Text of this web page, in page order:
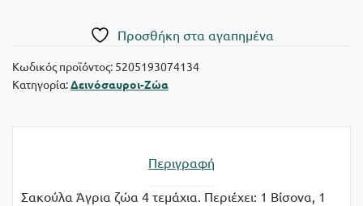
ποσότητα
Πρoσθήκη στα αγαπημένα
Κωδικός προϊόντος: 5205193074134
Κατηγορία: Δεινόσαυροι-Ζώα
Περιγραφή
Σακούλα Άγρια ζώα 4 τεμάχια. Περιέχει: 1 Βίσονα, 1